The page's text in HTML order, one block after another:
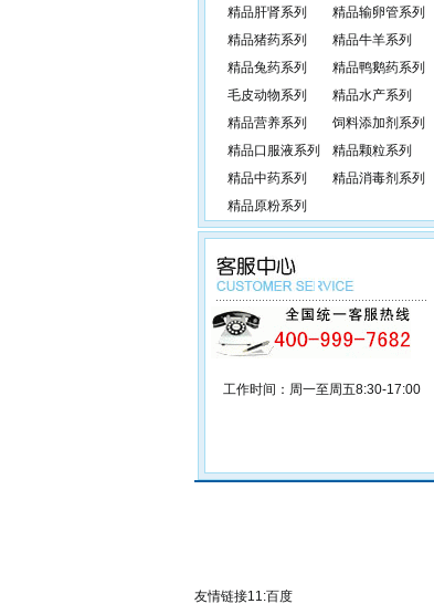
精品肝肾系列
精品输卵管系列
精品猪药系列
精品牛羊系列
精品兔药系列
精品鸭鹅药系列
毛皮动物系列
精品水产系列
精品营养系列
饲料添加剂系列
精品口服液系列
精品颗粒系列
精品中药系列
精品消毒剂系列
精品原粉系列
工作时间：周一至周五8:30-17:00
友情链接11:百度